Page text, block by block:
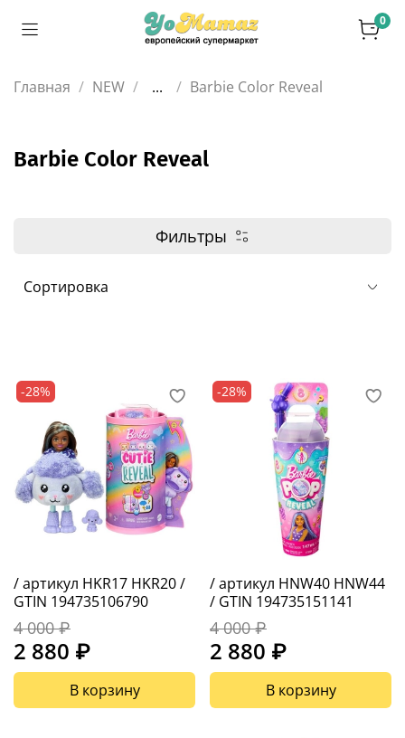
0
Главная NEW ... Barbie Color Reveal
Barbie Color Reveal
Фильтры
-28%
/ артикул HKR17 HKR20 /
GTIN 194735106790
4 000 ₽
2 880 ₽
В корзину
-28%
/ артикул HNW40 HNW44
/ GTIN 194735151141
4 000 ₽
2 880 ₽
В корзину